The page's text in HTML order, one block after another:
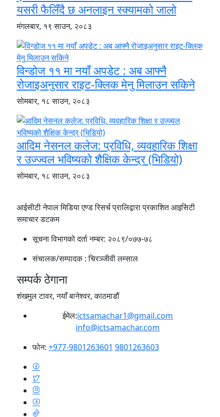
यसरी फैलिँदै छ अनलाइन स्क्यामको जालो
मंगलबार, १९ साउन, २०८३
विन्डोज ११ मा नयाँ अपडेट : अब आफ्नै
रोजाइअनुसार राइट-क्लिक मेनु मिलाउन सकिने
सोमबार, १८ साउन, २०८३
आदिम नेसनल कलेज: प्रविधि, व्यवहारिक शिक्षा
र उज्ज्वल भविष्यको शैक्षिक केन्द्र (भिडियो)
सोमबार, १८ साउन, २०८३
आईसीटी नेपाल मिडिया एण्ड रिसर्च प्रालिद्वारा प्रकाशित आइसिटी
समाचार डटकम
सूचना विभागको दर्ता नम्बर: २०८९/०७७-७८
संचालक/सम्पादक :चिरञ्जीवी लम्साल
सम्पर्क ठेगाना
शंखमुल टावर, नयाँ बानेश्वर, काठमाडौं
ईमेल:ictsamachar1@gmail.com
info@ictsamachar.com
फोन: +977-9801263601 9801263603